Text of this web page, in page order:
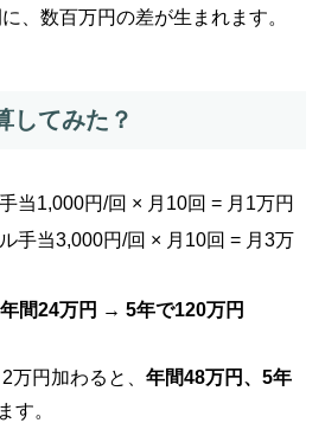
、数百万円の差が生まれます。
してみた？
当1,000円/回 × 月10回 = 月1万円
手当3,000円/回 × 月10回 = 月3万
間24万円 → 5年で120万円
万円加わると、 年間48万円、5年
す。